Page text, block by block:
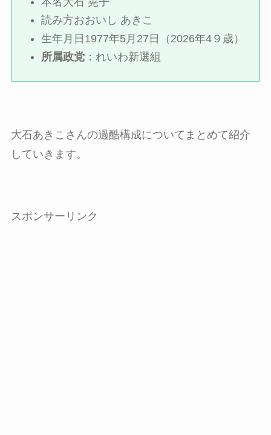
読み方おおいし あきこ
生年月日1977年5月27日（2026年4９歳）
所属政党 ：れいわ新選組
大石あきこさんの過酷構成についてまとめて紹介
していきます。
スポンサーリンク